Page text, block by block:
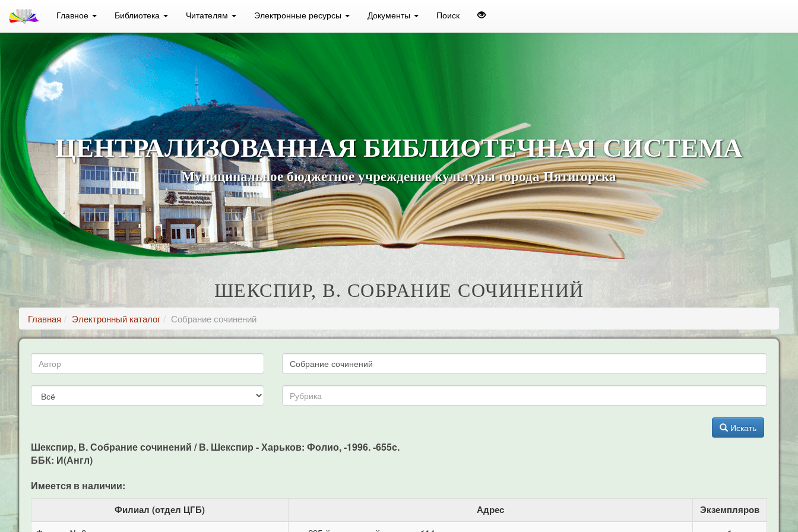
Главное Библиотека Читателям Электронные ресурсы Документы Поиск
ЦЕНТРАЛИЗОВАННАЯ БИБЛИОТЕЧНАЯ СИСТЕМА
Муниципальное бюджетное учреждение культуры города Пятигорска
ШЕКСПИР, В. СОБРАНИЕ СОЧИНЕНИЙ
Главная Электронный каталог Собрание сочинений
Искать
Шекспир, В. Собрание сочинений / В. Шекспир - Харьков: Фолио, -1996. -655c.
ББК: И(Англ)
Имеется в наличии:
Филиал (отдел ЦГБ) Адрес Экземпляров